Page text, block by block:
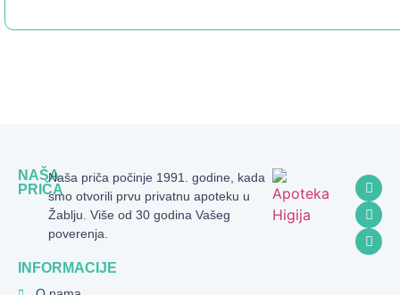
NAŠA
PRIČA
Naša priča počinje 1991. godine, kada
smo otvorili prvu privatnu apoteku u
Žablju. Više od 30 godina Vašeg
poverenja.
INFORMACIJE